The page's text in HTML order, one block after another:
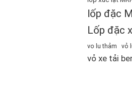
lốp đặc
Lốp đặc
vo lu thảm vỏ
vỏ xe tải